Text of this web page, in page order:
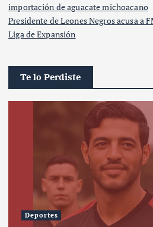
importación de aguacate michoacano
Presidente de Leones Negros acusa a
Liga de Expansión
Te lo Perdiste
Deportes